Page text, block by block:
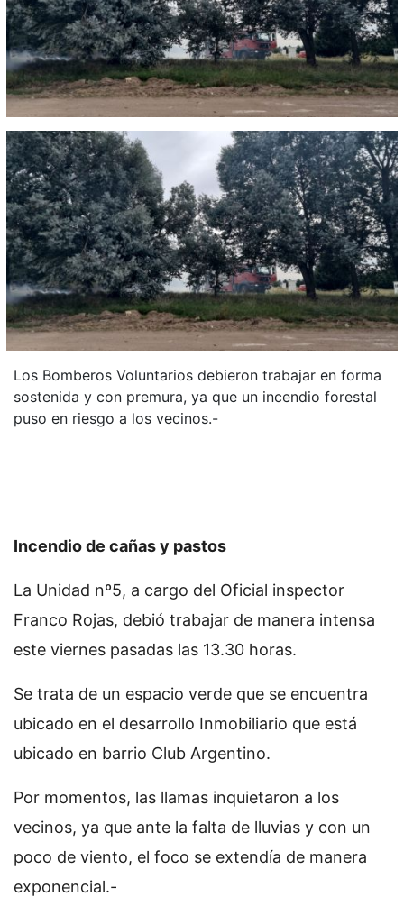
Los Bomberos Voluntarios debieron trabajar en forma
sostenida y con premura, ya que un incendio forestal
puso en riesgo a los vecinos.-
Incendio de cañas y pastos
La Unidad nº5, a cargo del Oficial inspector
Franco Rojas, debió trabajar de manera intensa
este viernes pasadas las 13.30 horas.
Se trata de un espacio verde que se encuentra
ubicado en el desarrollo Inmobiliario que está
ubicado en barrio Club Argentino.
Por momentos, las llamas inquietaron a los
vecinos, ya que ante la falta de lluvias y con un
poco de viento, el foco se extendía de manera
exponencial.-